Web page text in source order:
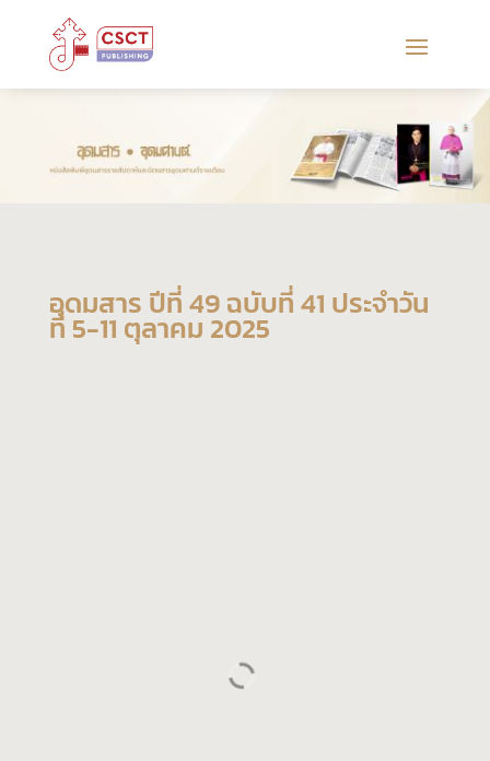
อุดมสาร ปีที่ 49 ฉบับที่ 41 ประจำวัน
ที่ 5-11 ตุลาคม 2025